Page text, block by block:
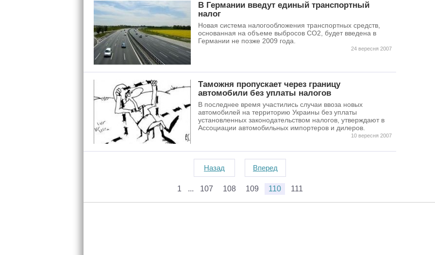
В Германии введут единый транспортный
налог
Новая система налогообложения транспортных средств,
основанная на объеме выбросов СО2, будет введена в
Германии не позже 2009 года.
24 вересня 2007
Таможня пропускает через границу
автомобили без уплаты налогов
В последнее время участились случаи ввоза новых
автомобилей на территорию Украины без уплаты
установленных законодательством налогов, утверждают в
Ассоциации автомобильных импортеров и дилеров.
10 вересня 2007
Назад Вперед
1 107 108 109 110 111